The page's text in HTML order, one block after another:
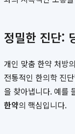
정밀한 진단:
개인 맞춤 한약 처방
전통적인 한의학 진
을 찾아냅니다. 예를
한약의 핵심입니다.